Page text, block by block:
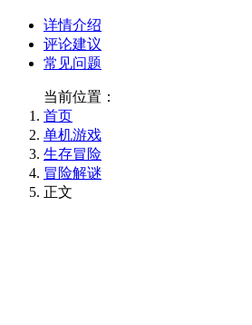
详情介绍
评论建议
常见问题
当前位置：
首页
单机游戏
生存冒险
冒险解谜
正文